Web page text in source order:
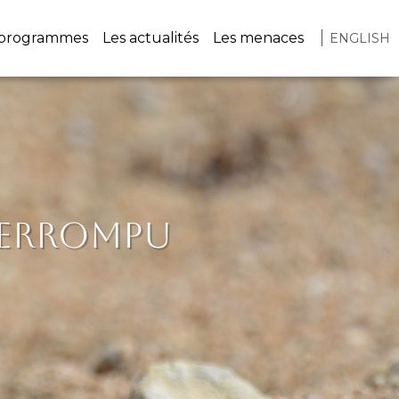
Les actualités Les menaces ENGLISH